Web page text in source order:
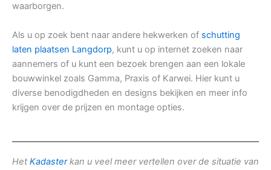
waarborgen.
Als u op zoek bent naar andere hekwerken of schutting
laten plaatsen Langdorp, kunt u op internet zoeken naar
aannemers of u kunt een bezoek brengen aan een lokale
bouwwinkel zoals Gamma, Praxis of Karwei. Hier kunt u
diverse benodigdheden en designs bekijken en meer info
krijgen over de prijzen en montage opties.
Het Kadasterkan u veel meer vertellen over de situatie van